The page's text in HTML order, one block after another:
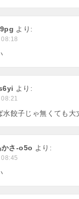
より:
より:
水餃子じゃ無くても大
かさ-o5o より: